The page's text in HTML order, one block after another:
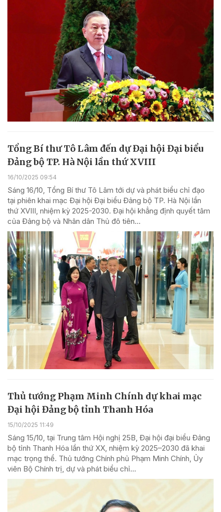
Tổng Bí thư Tô Lâm đến dự Đại hội Đại biểu
Đảng bộ TP. Hà Nội lần thứ XVIII
16/10/2025 09:54
Sáng 16/10, Tổng Bí thư Tô Lâm tới dự và phát biểu chỉ đạo
tại phiên khai mạc Đại hội Đại biểu Đảng bộ TP. Hà Nội lần
thứ XVIII, nhiệm kỳ 2025-2030. Đại hội khẳng định quyết tâm
của Đảng bộ và Nhân dân Thủ đô tiên...
Thủ tướng Phạm Minh Chính dự khai mạc
Đại hội Đảng bộ tỉnh Thanh Hóa
15/10/2025 11:49
Sáng 15/10, tại Trung tâm Hội nghị 25B, Đại hội đại biểu Đảng
bộ tỉnh Thanh Hóa lần thứ XX, nhiệm kỳ 2025–2030 đã khai
mạc trọng thể. Thủ tướng Chính phủ Phạm Minh Chính, Ủy
viên Bộ Chính trị, dự và phát biểu chỉ...